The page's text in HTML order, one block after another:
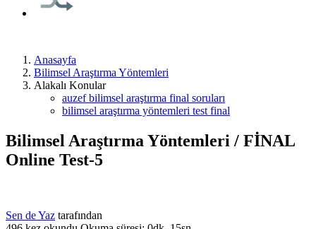
Anasayfa
Bilimsel Araştırma Yöntemleri
Alakalı Konular
auzef bilimsel araştırma final soruları
bilimsel araştırma yöntemleri test final
Bilimsel Araştırma Yöntemleri / FİNAL
Online Test-5
Sen de Yaz tarafından